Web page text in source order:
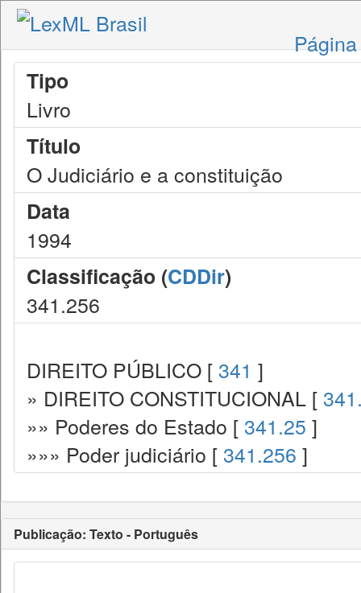
Tipo
Livro
Título
O Judiciário e a constituição
Data
1994
Classificação (CDDir)
341.256
DIREITO PÚBLICO [ 341 ]
» DIREITO CONSTITUCIONAL [
»» Poderes do Estado [ 341.25 ]
»»» Poder judiciário [ 341.256 ]
Publicação: Texto - Português